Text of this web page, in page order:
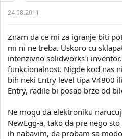
24.08.2011.
Znam da ce mi za igranje biti
mi ni ne treba. Uskoro cu
intenzivno solidworks i
funkcionalnost. Nigde kod nas
bih neki Entry level tipa V4800
Entry, radile bi posao brze od
Ne mogu da elektroniku
NewEgg-a, tako da pre nego
ih nabavim, da probam sa